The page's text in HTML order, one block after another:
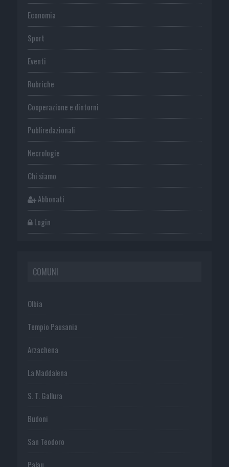
Economia
Sport
Eventi
Rubriche
Cooperazione e dintorni
Publiredazionali
Necrologie
Chi siamo
Abbonati
Login
COMUNI
Olbia
Tempio Pausania
Arzachena
La Maddalena
S. T. Gallura
Budoni
San Teodoro
Palau